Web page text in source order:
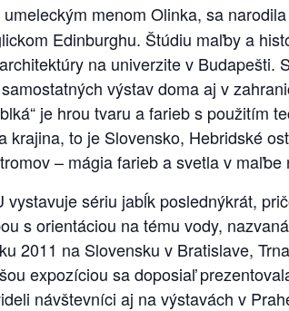
umeleckým menom Olinka, sa
Edinburghu. Štúdiu maľby a
na univerzite v Budapešti.
výstav doma aj v
je hrou tvaru a farieb s použitím
krajina, to je Slovensko, Hebridské
– mágia farieb a svetla v maľbe
vystavuje sériu jabĺk poslednýkrát,
s orientáciou na tému vody,
2011 na Slovensku v Bratislave,
expozíciou sa doposiaľ
návštevníci aj na výstavách v